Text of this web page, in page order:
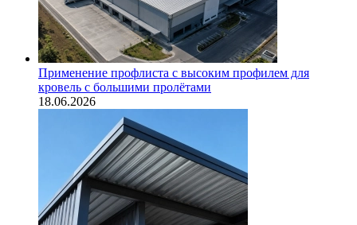
Применение профлиста с высоким профилем для
кровель с большими пролётами
18.06.2026